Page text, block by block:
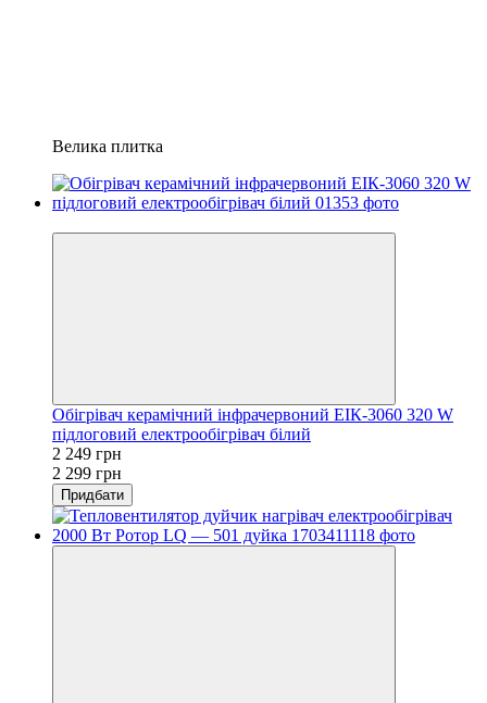
Велика плитка
Обігрівач керамічний інфрачервоний ЕІК-3060 320 W
підлоговий електрообігрівач білий
2 249 грн
2 299 грн
Придбати